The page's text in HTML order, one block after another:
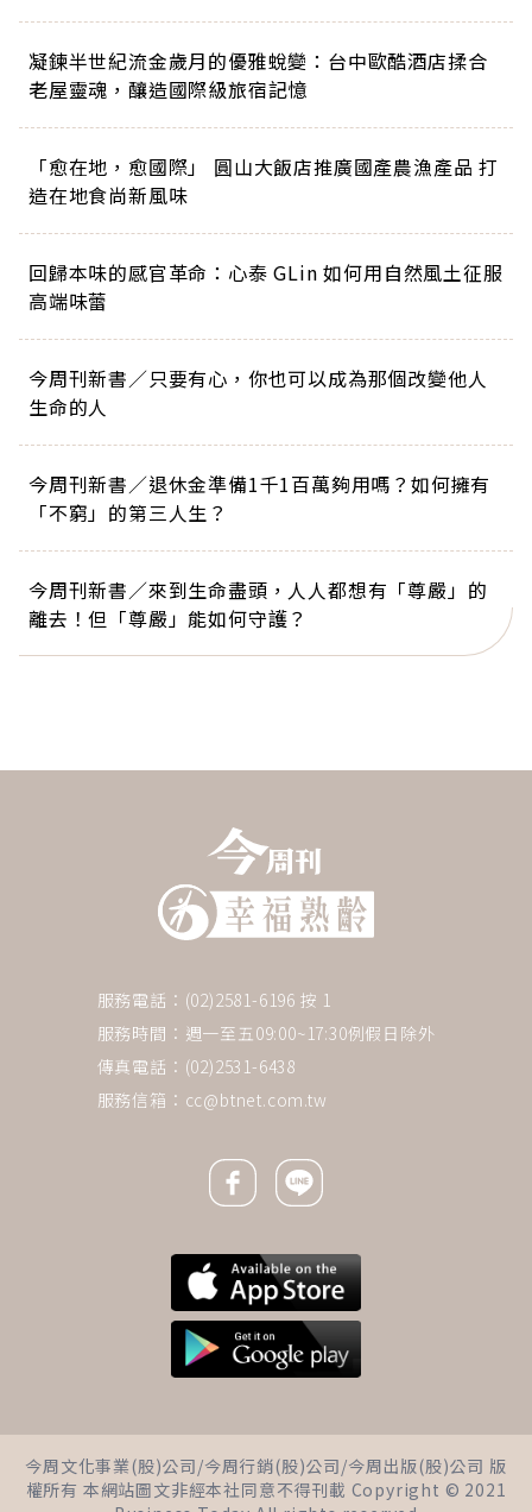
不炒飆股改存金融股！52歲醫師
靠「穩賺15%無本公式」年領
凝鍊半世紀流金歲月的優雅蛻變：台中歐酷酒店揉合
老屋靈魂，釀造國際級旅宿記憶
「愈在地，愈國際」 圓山大飯店推廣國產農漁產品 打
造在地食尚新風味
回歸本味的感官革命：心泰 GLin 如何用自然風土征服
高端味蕾
今周刊新書／只要有心，你也可以成為那個改變他人
生命的人
今周刊新書／退休金準備1千1百萬夠用嗎？如何擁有
「不窮」的第三人生？
今周刊新書／來到生命盡頭，人人都想有「尊嚴」的
離去！但「尊嚴」能如何守護？
服務電話：(02)2581-6196 按 1
服務時間：週一至五09:00~17:30例假日除外
傳真電話：(02)2531-6438
服務信箱： cc@btnet.com.tw
Facebook icon
Line icon
今周文化事業(股)公司/今周行銷(股)公司/今周出版(股)公司 版
權所有 本網站圖文非經本社同意不得刊載 Copyright © 2021